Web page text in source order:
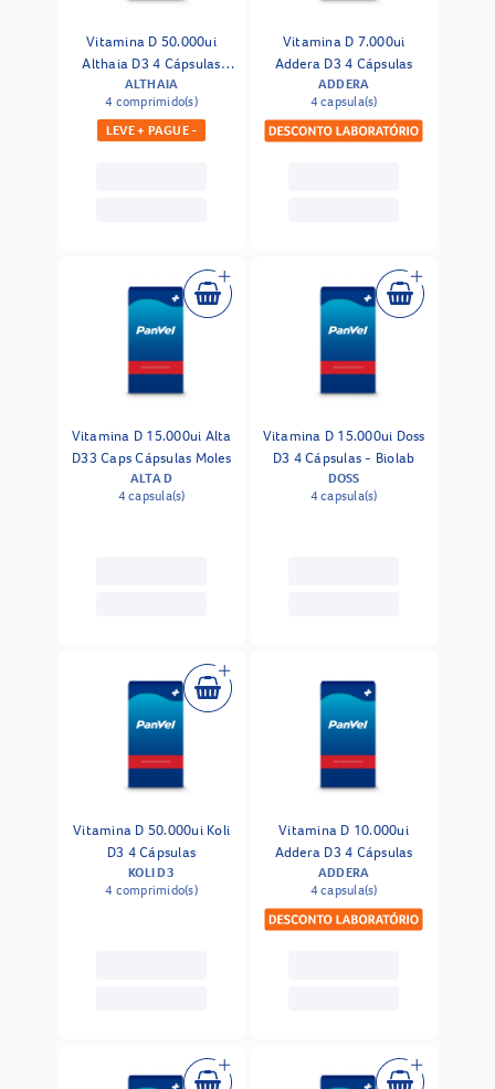
Vitamina D 50.000ui
Althaia D3 4 Cápsulas
Moles
ALTHAIA
4 comprimido(s)
LEVE + PAGUE -
Vitamina D 7.000ui
Addera D3 4 Cápsulas
ADDERA
4 capsula(s)
Vitamina D 15.000ui Alta
D33 Caps Cápsulas Moles
ALTA D
4 capsula(s)
Vitamina D 15.000ui Doss
D3 4 Cápsulas - Biolab
DOSS
4 capsula(s)
Vitamina D 50.000ui Koli
D3 4 Cápsulas
KOLI D3
4 comprimido(s)
Vitamina D 10.000ui
Addera D3 4 Cápsulas
ADDERA
4 capsula(s)